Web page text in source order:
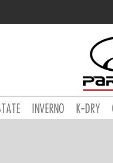
INVERNO K-DRY